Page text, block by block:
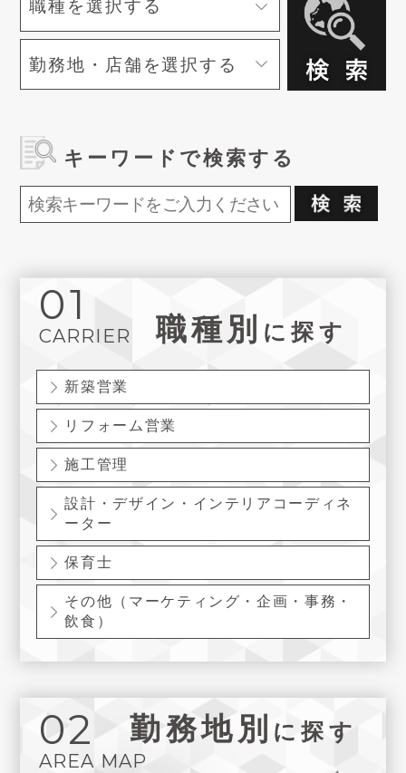
キーワードで検索する
01
CARRIER 職種別 に探す
新築営業
リフォーム営業
施工管理
設計・デザイン・インテリアコーディネ
ーター
保育士
その他（マーケティング・企画・事務・
飲食）
02
AREA MAP
勤務地別 に探す